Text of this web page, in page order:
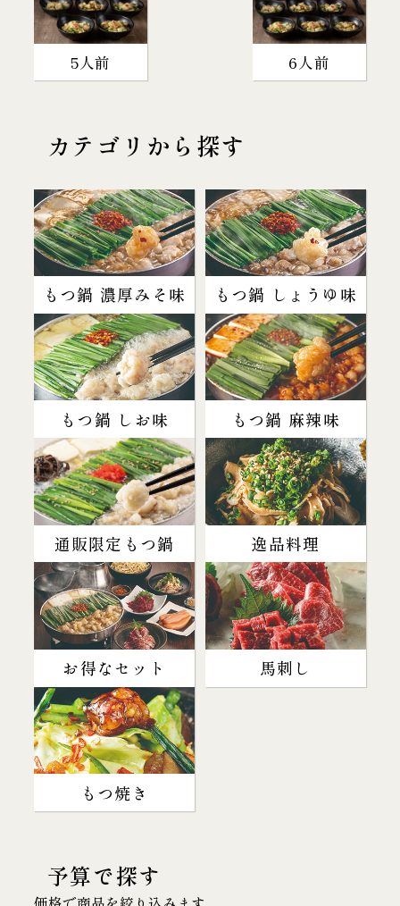
5人前 6人前
カテゴリから探す
もつ鍋 濃厚みそ味 もつ鍋 しょうゆ味
もつ鍋 しお味 もつ鍋 麻辣味
通販限定もつ鍋 逸品料理
お得なセット 馬刺し
もつ焼き
予算で探す